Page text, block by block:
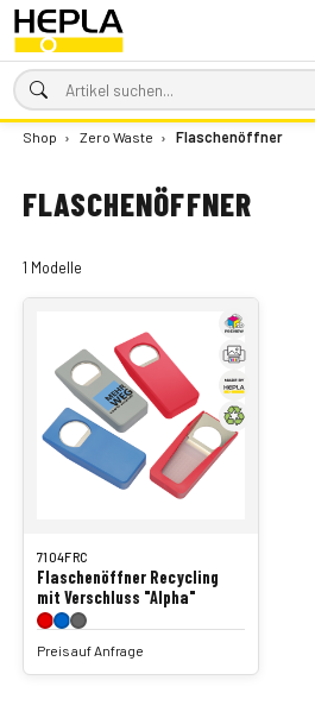
Shop › Zero Waste › Flaschenöffner
FLASCHENÖFFNER
1 Modelle
7104FRC
Flaschenöffner Recycling
mit Verschluss "Alpha"
Preis auf Anfrage